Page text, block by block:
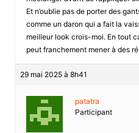
Et n’oublie pas de porter des
comme un daron qui a fait la
meilleur look crois-moi. En tout
peut franchement mener à des
29 mai 2025 à 8h41
patatra
Participant